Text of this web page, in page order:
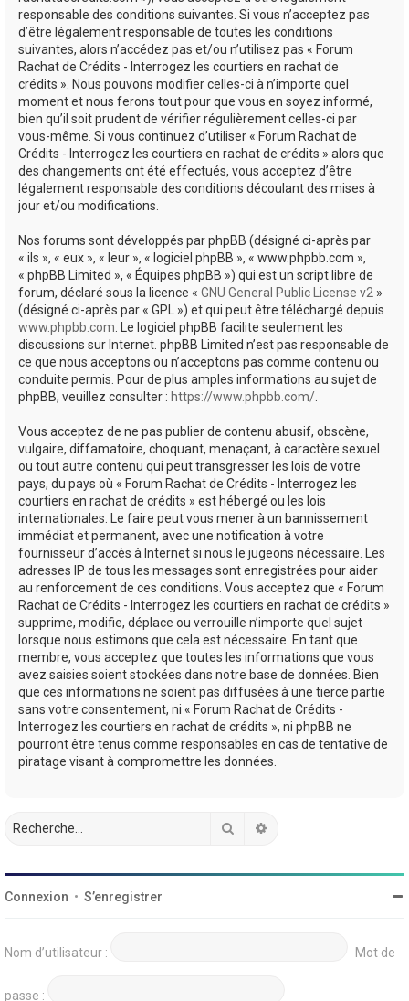
responsable des conditions suivantes. Si vous n’acceptez pas
d’être légalement responsable de toutes les conditions
suivantes, alors n’accédez pas et/ou n’utilisez pas « Forum
Rachat de Crédits - Interrogez les courtiers en rachat de
crédits ». Nous pouvons modifier celles-ci à n’importe quel
moment et nous ferons tout pour que vous en soyez informé,
bien qu’il soit prudent de vérifier régulièrement celles-ci par
vous-même. Si vous continuez d’utiliser « Forum Rachat de
Crédits - Interrogez les courtiers en rachat de crédits » alors que
des changements ont été effectués, vous acceptez d’être
légalement responsable des conditions découlant des mises à
jour et/ou modifications.
Nos forums sont développés par phpBB (désigné ci-après par
« ils », « eux », « leur », « logiciel phpBB », « www.phpbb.com »,
« phpBB Limited », « Équipes phpBB ») qui est un script libre de
forum, déclaré sous la licence « GNU General Public License v2 »
(désigné ci-après par « GPL ») et qui peut être téléchargé depuis
www.phpbb.com . Le logiciel phpBB facilite seulement les
discussions sur Internet. phpBB Limited n’est pas responsable de
ce que nous acceptons ou n’acceptons pas comme contenu ou
conduite permis. Pour de plus amples informations au sujet de
phpBB, veuillez consulter : https://www.phpbb.com/
Vous acceptez de ne pas publier de contenu abusif, obscène,
vulgaire, diffamatoire, choquant, menaçant, à caractère sexuel
ou tout autre contenu qui peut transgresser les lois de votre
pays, du pays où « Forum Rachat de Crédits - Interrogez les
courtiers en rachat de crédits » est hébergé ou les lois
internationales. Le faire peut vous mener à un bannissement
immédiat et permanent, avec une notification à votre
fournisseur d’accès à Internet si nous le jugeons nécessaire. Les
adresses IP de tous les messages sont enregistrées pour aider
au renforcement de ces conditions. Vous acceptez que « Forum
Rachat de Crédits - Interrogez les courtiers en rachat de crédits »
supprime, modifie, déplace ou verrouille n’importe quel sujet
lorsque nous estimons que cela est nécessaire. En tant que
membre, vous acceptez que toutes les informations que vous
avez saisies soient stockées dans notre base de données. Bien
que ces informations ne soient pas diffusées à une tierce partie
sans votre consentement, ni « Forum Rachat de Crédits -
Interrogez les courtiers en rachat de crédits », ni phpBB ne
pourront être tenus comme responsables en cas de tentative de
piratage visant à compromettre les données.
Rechercher
Connexion • S’enregistrer
Nom d’utilisateur : Mot de
passe :